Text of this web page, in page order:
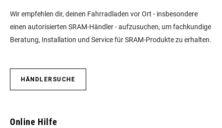
Wir empfehlen dir, deinen Fahrradladen vor Ort - insbesondere
einen autorisierten SRAM-Händler - aufzusuchen, um fachkundige
Beratung, Installation und Service für SRAM-Produkte zu erhalten.
HÄNDLERSUCHE
Online Hilfe